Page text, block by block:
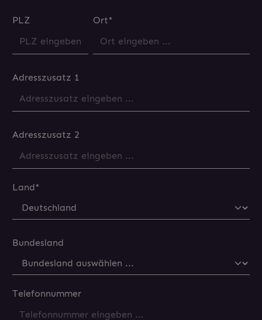
PLZ Ort*
Adresszusatz 1
Adresszusatz 2
Land*
Bundesland
Telefonnummer